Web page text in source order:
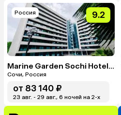
Россия 9.2
Marine Garden Sochi Hotels & Spa By ZONT Hotel Group
Сочи, Россия
от 83 140 ₽
23 авг. - 29 авг., 6 ночей на 2-x